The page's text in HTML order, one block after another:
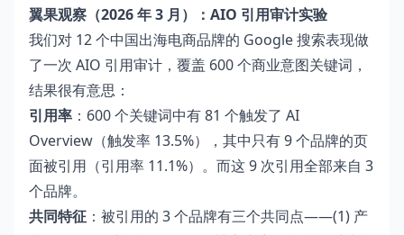
翼果观察（2026 年 3 月）：AIO 引用审计实验
我们对 12 个中国出海电商品牌的 Google 搜索表现做
了一次 AIO 引用审计，覆盖 600 个商业意图关键词，
结果很有意思：
引用率 ：600 个关键词中有 81 个触发了 AI
Overview（触发率 13.5%），其中只有 9 个品牌的页
面被引用（引用率 11.1%）。而这 9 次引用全部来自 3
个品牌。
共同特征 ：被引用的 3 个品牌有三个共同点——(1) 产